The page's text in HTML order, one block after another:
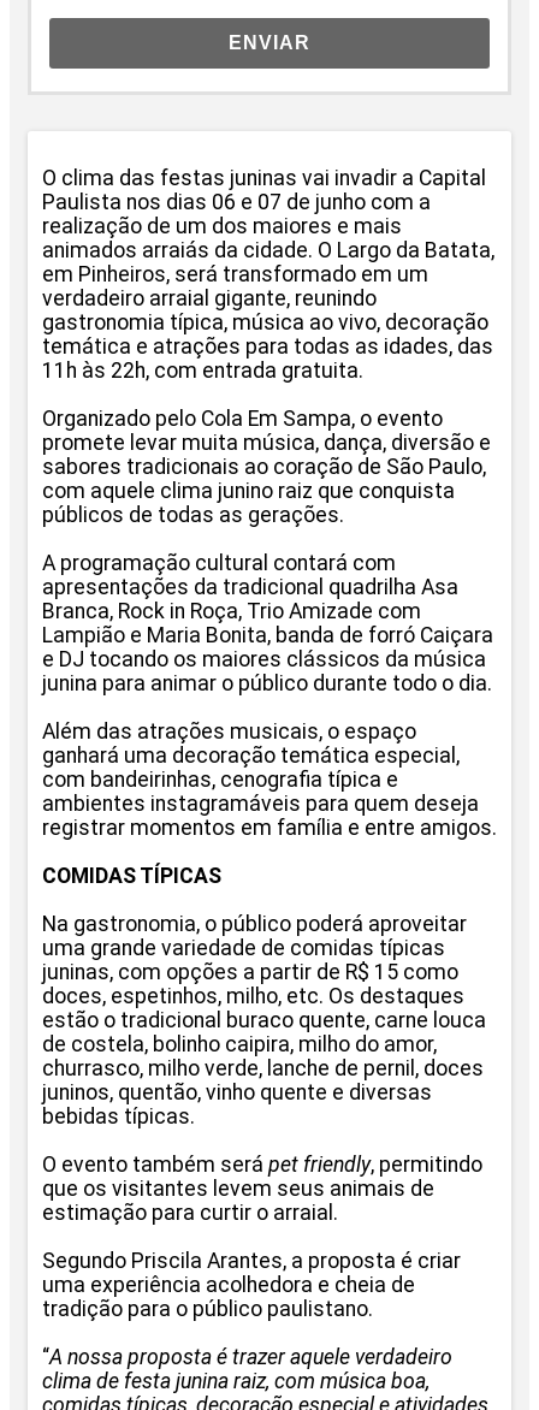
ENVIAR
O clima das festas juninas vai invadir a Capital
Paulista nos dias 06 e 07 de junho com a
realização de um dos maiores e mais
animados arraiás da cidade. O Largo da Batata,
em Pinheiros, será transformado em um
verdadeiro arraial gigante, reunindo
gastronomia típica, música ao vivo, decoração
temática e atrações para todas as idades, das
11h às 22h, com entrada gratuita.
Organizado pelo Cola Em Sampa, o evento
promete levar muita música, dança, diversão e
sabores tradicionais ao coração de São Paulo,
com aquele clima junino raiz que conquista
públicos de todas as gerações.
A programação cultural contará com
apresentações da tradicional quadrilha Asa
Branca, Rock in Roça, Trio Amizade com
Lampião e Maria Bonita, banda de forró Caiçara
e DJ tocando os maiores clássicos da música
junina para animar o público durante todo o dia.
Além das atrações musicais, o espaço
ganhará uma decoração temática especial,
com bandeirinhas, cenografia típica e
ambientes instagramáveis para quem deseja
registrar momentos em família e entre amigos.
COMIDAS TÍPICAS
Na gastronomia, o público poderá aproveitar
uma grande variedade de comidas típicas
juninas, com opções a partir de R$ 15 como
doces, espetinhos, milho, etc. Os destaques
estão o tradicional buraco quente, carne louca
de costela, bolinho caipira, milho do amor,
churrasco, milho verde, lanche de pernil, doces
juninos, quentão, vinho quente e diversas
bebidas típicas.
O evento também será pet friendly, permitindo
que os visitantes levem seus animais de
estimação para curtir o arraial.
Segundo Priscila Arantes, a proposta é criar
uma experiência acolhedora e cheia de
tradição para o público paulistano.
“A nossa proposta é trazer aquele verdadeiro
clima de festa junina raiz, com música boa,